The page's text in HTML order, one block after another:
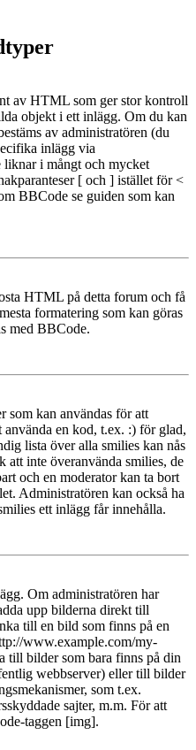
av HTML som ger stor kontroll
objekt i ett inlägg. Om du kan
av administratören (du
inlägg via
i mångt och mycket
[ och ] istället för <
BBCode se guiden som kan
HTML på detta forum och få
formatering som kan göras
med BBCode.
som kan användas för att
en kod, t.ex. :) för glad,
lista över alla smilies kan nås
att inte överanvända smilies, de
och en moderator kan ta bort
Administratören kan också ha
ett inlägg får innehålla.
Om administratören har
upp bilderna direkt till
till en bild som finns på en
www.example.com/my-
till bilder som bara finns på din
webbserver) eller till bilder
som t.ex.
sajter, m.m. För att
taggen [img].